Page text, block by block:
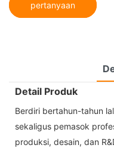
pertanyaan
Detail Produk
Berdiri bertahun-tahun
sekaligus pemasok
produksi, desain, dan